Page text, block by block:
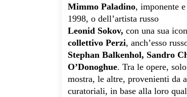
Mimmo Paladino, imponente
1998, o dell’artista russo
Leonid Sokov, con una sua
collettivo Perzi, anch’esso
Stephan Balkenhol, Sandro
O’Donoghue. Tra le opere,
mostra, le altre, provenienti da
curatoriali, in base alla loro